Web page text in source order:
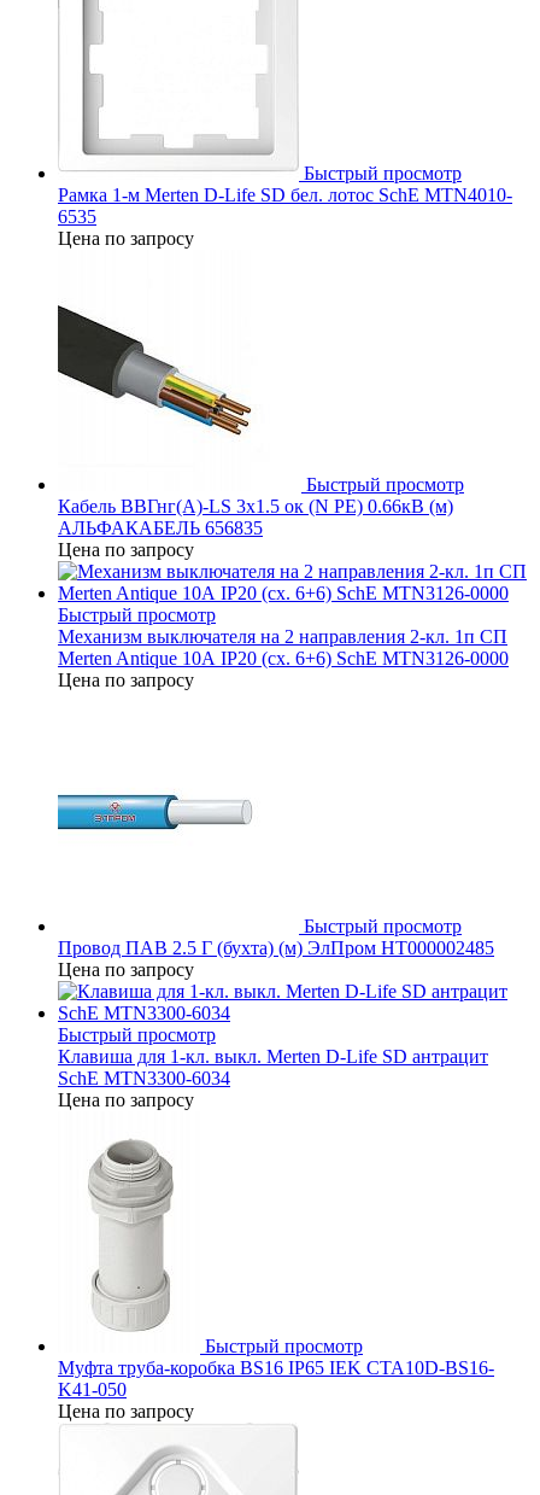
Быстрый просмотр
Рамка 1-м Merten D-Life SD бел. лотос SchE MTN4010-
6535
Цена по запросу
Быстрый просмотр
Кабель ВВГнг(А)-LS 3х1.5 ок (N PE) 0.66кВ (м)
АЛЬФАКАБЕЛЬ 656835
Цена по запросу
Быстрый просмотр
Механизм выключателя на 2 направления 2-кл. 1п СП
Merten Antique 10А IP20 (сх. 6+6) SchE MTN3126-0000
Цена по запросу
Быстрый просмотр
Провод ПАВ 2.5 Г (бухта) (м) ЭлПром НТ000002485
Цена по запросу
Быстрый просмотр
Клавиша для 1-кл. выкл. Merten D-Life SD антрацит
SchE MTN3300-6034
Цена по запросу
Быстрый просмотр
Муфта труба-коробка BS16 IP65 IEK CTA10D-BS16-
K41-050
Цена по запросу